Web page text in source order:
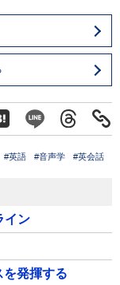
#英語 #音声学 #英会話
イン
を発揮する